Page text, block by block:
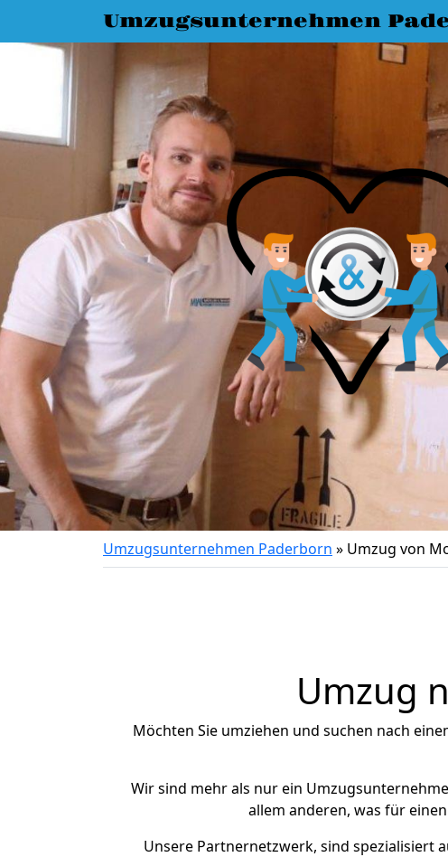
Umzugsunternehmen
Umzugsunternehmen Paderborn » Umzug von
Umzug
Möchten Sie umziehen und suchen nach
Wir sind mehr als nur ein
allem anderen, was für
Unsere Partnernetzwerk, sind spezialisiert